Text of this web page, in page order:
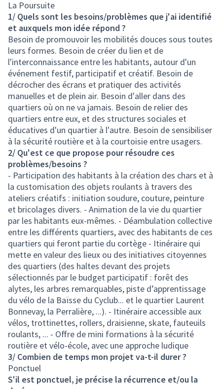
La Poursuite
1/ Quels sont les besoins/problèmes que j'ai identifié
et auxquels mon idée répond ?
Besoin de promouvoir les mobilités douces sous toutes
leurs formes. Besoin de créer du lien et de
l'interconnaissance entre les habitants, autour d'un
événement festif, participatif et créatif. Besoin de
décrocher des écrans et pratiquer des activités
manuelles et de plein air. Besoin d'aller dans des
quartiers où on ne va jamais. Besoin de relier des
quartiers entre eux, et des structures sociales et
éducatives d'un quartier à l'autre. Besoin de sensibiliser
à la sécurité routière et à la courtoisie entre usagers.
2/ Qu'est ce que propose pour résoudre ces
problèmes/besoins ?
- Participation des habitants à la création des chars et à
la customisation des objets roulants à travers des
ateliers créatifs : initiation soudure, couture, peinture
et bricolages divers. - Animation de la vie du quartier
par les habitants eux-mêmes. - Déambulation collective
entre les différents quartiers, avec des habitants de ces
quartiers qui feront partie du cortège - Itinéraire qui
mette en valeur des lieux ou des initiatives citoyennes
des quartiers (des haltes devant des projets
sélectionnés par le budget participatif : forêt des
alytes, les arbres remarquables, piste d’apprentissage
du vélo de la Baïsse du Cyclub... et le quartier Laurent
Bonnevay, la Perralière, ...). - Itinéraire accessible aux
vélos, trottinettes, rollers, draisienne, skate, fauteuils
roulants, ... - Offre de mini formations à la sécurité
routière et vélo-école, avec une approche ludique
3/ Combien de temps mon projet va-t-il durer ?
Ponctuel
S'il est ponctuel, je précise la récurrence et/ou la